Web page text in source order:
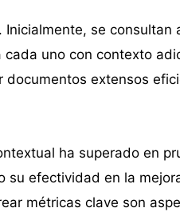
se consultan
uno con contexto
documentos extensos
ha superado en
efectividad en la
métricas clave son